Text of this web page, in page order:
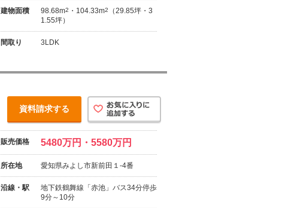
建物面積 98.68m2 ・104.33m2
（29.85坪・3
1.55坪）
間取り 3LDK
資料請求する
販売価格 5480万円・5580万円
所在地 愛知県みよし市新前田１-4番
沿線・駅
地下鉄鶴舞線「赤池」バス34分停歩
9分～10分